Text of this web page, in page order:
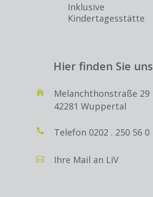
Inklusive
Kindertagesstätte
Hier finden Sie uns
Melanchthonstraße 29
42281 Wuppertal
Telefon 0202 . 250 56 0
Ihre Mail an LiV